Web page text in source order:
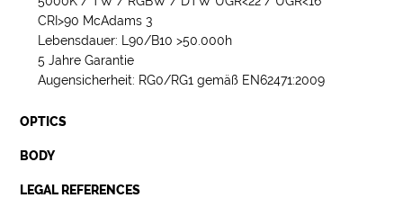
CRI>90 McAdams 3
Lebensdauer: L90/B10 >50.000h
5 Jahre Garantie
Augensicherheit: RG0/RG1 gemäß EN62471:2009
OPTICS
BODY
LEGAL REFERENCES